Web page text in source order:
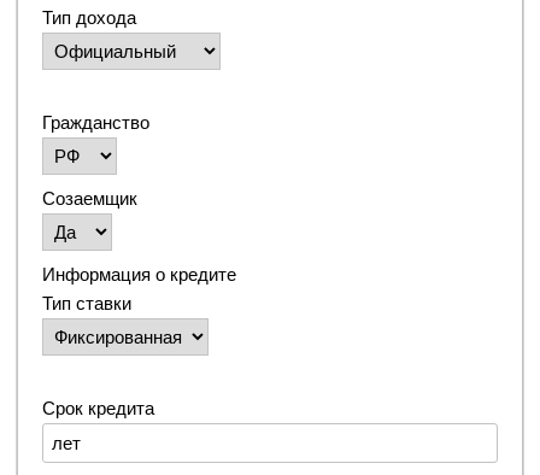
Тип дохода
Гражданство
Созаемщик
Информация о кредите
Тип ставки
Срок кредита